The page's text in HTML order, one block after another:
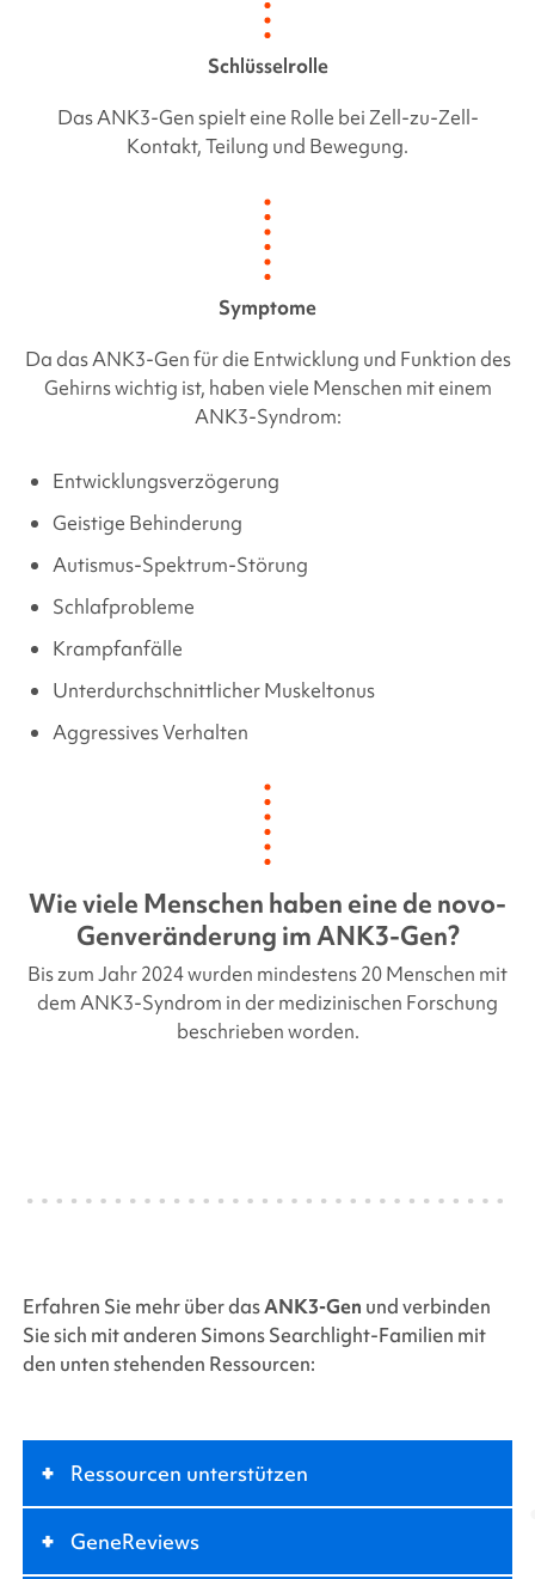
Schlüsselrolle
DasANK3-Genspielt eine Rolle bei Zell-zu-Zell-
Kontakt, Teilung und Bewegung.
Symptome
Da das ANK3-Gen für die Entwicklung und Funktion des
Gehirns wichtig ist, haben viele Menschen mit einem
ANK3-Syndrom:
Entwicklungsverzögerung
Geistige Behinderung
Autismus-Spektrum-Störung
Schlafprobleme
Krampfanfälle
Unterdurchschnittlicher Muskeltonus
Aggressives Verhalten
Wie viele Menschen haben eine de novo-
Genveränderung imANK3-Gen?
Bis zum Jahr 2024 wurden mindestens 20 Menschen mit
demANK3-Syndrom in der medizinischen Forschung
beschrieben worden.
Erfahren Sie mehr über dasANK3-Gen und verbinden
Sie sich mit anderen Simons Searchlight-Familien mit
den unten stehenden Ressourcen:
+ Ressourcen unterstützen
+ GeneReviews